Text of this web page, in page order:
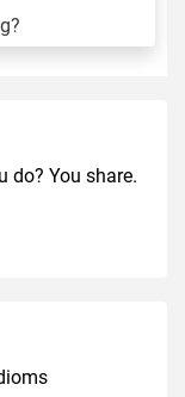
do? You share.